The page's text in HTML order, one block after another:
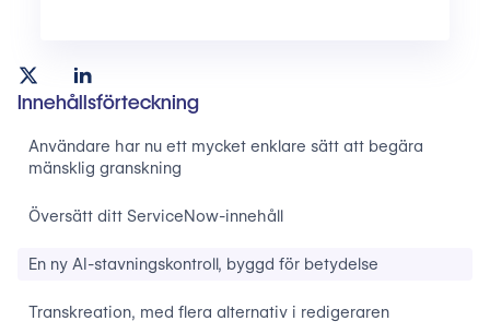
Innehållsförteckning
Användare har nu ett mycket enklare sätt att begära
mänsklig granskning
Översätt ditt ServiceNow-innehåll
En ny AI-stavningskontroll, byggd för betydelse
Transkreation, med flera alternativ i redigeraren